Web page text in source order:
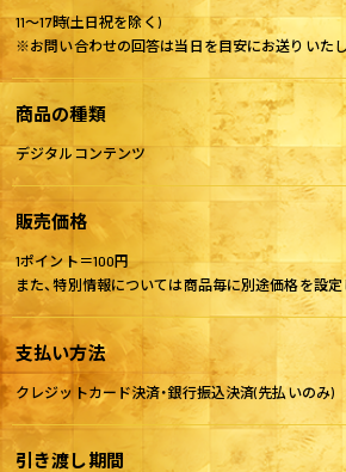
11～17時(土日祝を除く)
※お問い合わせの回答は当日を目安にお送りいたし
商品の種類
デジタルコンテンツ
販売価格
1ポイント＝100円
また、特別情報については商品毎に別途価格を設定
支払い方法
クレジットカード決済・銀行振込決済(先払いのみ)
引き渡し期間